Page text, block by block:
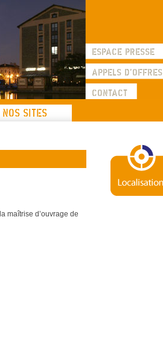
les sites de la SEMAVIP
ESPACE PRESSE
APPELS D'OFFRES
CONTACT
NOS SITES
maîtrise d’ouvrage de